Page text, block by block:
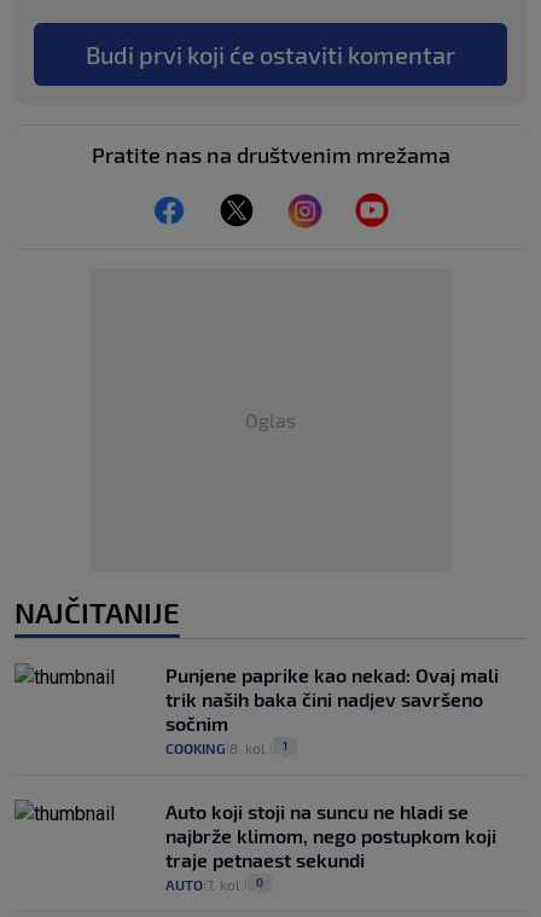
Budi prvi koji će ostaviti komentar
Pratite nas na društvenim mrežama
Oglas
NAJČITANIJE
Punjene paprike kao nekad: Ovaj mali
trik naših baka čini nadjev savršeno
sočnim
COOKING 8. kol. 1
Auto koji stoji na suncu ne hladi se
najbrže klimom, nego postupkom koji
traje petnaest sekundi
AUTO 7. kol. 0